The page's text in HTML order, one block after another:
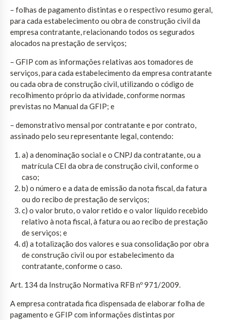
– folhas de pagamento distintas e o respectivo resumo geral,
para cada estabelecimento ou obra de construção civil da
empresa contratante, relacionando todos os segurados
alocados na prestação de serviços;
– GFIP com as informações relativas aos tomadores de
serviços, para cada estabelecimento da empresa contratante
ou cada obra de construção civil, utilizando o código de
recolhimento próprio da atividade, conforme normas
previstas no Manual da GFIP; e
– demonstrativo mensal por contratante e por contrato,
assinado pelo seu representante legal, contendo:
a) a denominação social e o CNPJ da contratante, ou a
matrícula CEI da obra de construção civil, conforme o
caso;
b) o número e a data de emissão da nota fiscal, da fatura
ou do recibo de prestação de serviços;
c) o valor bruto, o valor retido e o valor líquido recebido
relativo à nota fiscal, à fatura ou ao recibo de prestação
de serviços; e
d) a totalização dos valores e sua consolidação por obra
de construção civil ou por estabelecimento da
contratante, conforme o caso.
Art. 134 da Instrução Normativa RFB nº 971/2009.
A empresa contratada fica dispensada de elaborar folha de
pagamento e GFIP com informações distintas por